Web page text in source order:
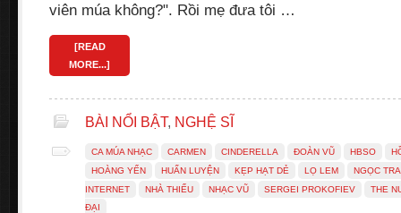
viên múa không?". Rồi mẹ đưa tôi …
[READ
MORE...]
BÀI NỔI BẬT, NGHỆ SĨ
CA MÚA NHẠC CARMEN CINDERELLA ĐOÀN VŨ HBSO
HOÀNG YẾN
HUẤN LUYỆN KẸP HẠT DẺ LỌ LEM
NGỌC
INTERNET
NHÀ THIẾU NHẠC VŨ SERGEI PROKOFIEV
THE
ĐẠI